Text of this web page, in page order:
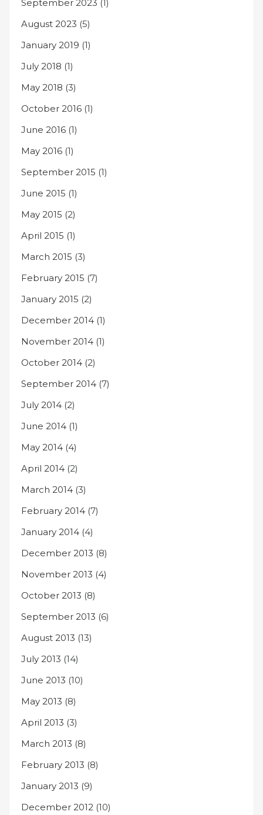
September 2023 (1)
August 2023 (5)
January 2019 (1)
July 2018 (1)
May 2018 (3)
October 2016 (1)
June 2016 (1)
May 2016 (1)
September 2015 (1)
June 2015 (1)
May 2015 (2)
April 2015 (1)
March 2015 (3)
February 2015 (7)
January 2015 (2)
December 2014 (1)
November 2014 (1)
October 2014 (2)
September 2014 (7)
July 2014 (2)
June 2014 (1)
May 2014 (4)
April 2014 (2)
March 2014 (3)
February 2014 (7)
January 2014 (4)
December 2013 (8)
November 2013 (4)
October 2013 (8)
September 2013 (6)
August 2013 (13)
July 2013 (14)
June 2013 (10)
May 2013 (8)
April 2013 (3)
March 2013 (8)
February 2013 (8)
January 2013 (9)
December 2012 (10)